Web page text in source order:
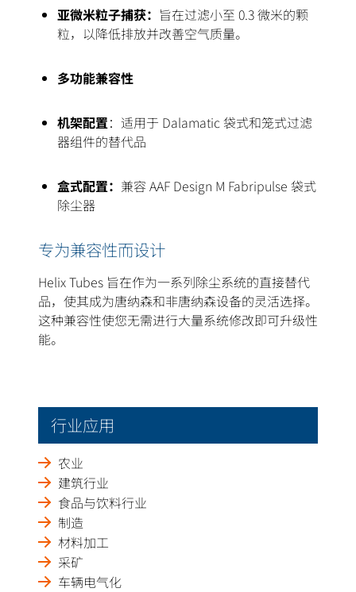
亚微米粒子捕获： 旨在过滤小至 0.3 微米的颗
粒，以降低排放并改善空气质量。
多功能兼容性
机架配置：适用于 Dalamatic 袋式和笼式过滤
器组件的替代品
盒式配置： 兼容 AAF Design M Fabripulse 袋式
除尘器
专为兼容性而设计
Helix Tubes 旨在作为一系列除尘系统的直接替代
品，使其成为唐纳森和非唐纳森设备的灵活选择。
这种兼容性使您无需进行大量系统修改即可升级性
能。
行业应用
农业
建筑行业
食品与饮料行业
制造
材料加工
采矿
车辆电气化